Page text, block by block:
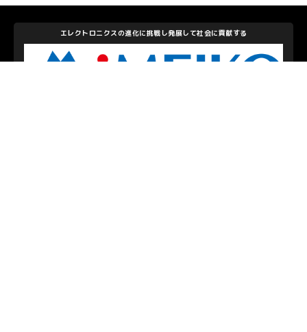
エレクトロニクスの進化に挑戦し発展して社会に貢献する